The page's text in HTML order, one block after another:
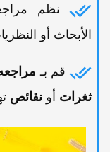
نظم
الأبحاث أو
قم بـ
ثغرات أو نقائص